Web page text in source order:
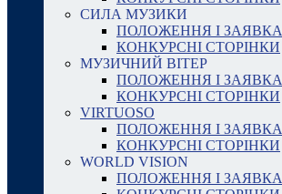
СИЛА МУЗИКИ
ПОЛОЖЕННЯ І ЗАЯВКА
КОНКУРСНІ СТОРІНКИ
МУЗИЧНИЙ ВІТЕР
ПОЛОЖЕННЯ І ЗАЯВКА
КОНКУРСНІ СТОРІНКИ
VIRTUOSO
ПОЛОЖЕННЯ І ЗАЯВКА
КОНКУРСНІ СТОРІНКИ
WORLD VISION
ПОЛОЖЕННЯ І ЗАЯВКА